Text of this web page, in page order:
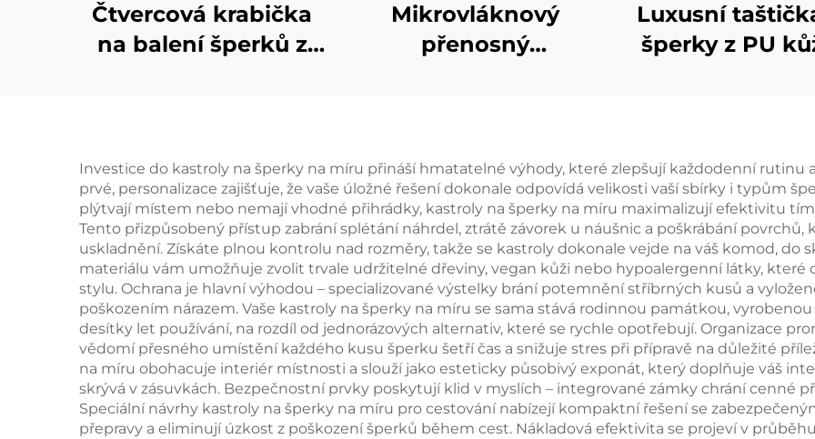
Čtvercová krabička
na balení šperků z
náušnice,
náhrdelníky a
náramky, dárková
krabička,
velkoobchod
Mikrovláknový
přenosný
individuálního
gravírování pro
náušnice, prsteny,
náhrdelníky a
hodinky – svinovací
provedení
Luxusní
šperky z PU
knoflíkem,
vnitřní potah
mikrovlákna
uskladnění
prstenu a
Investice do kastroly na šperky na míru přináší hmatatelné výhody, které zlepšují každodenní rutinu
prvé, personalizace zajišťuje, že vaše úložné řešení dokonale odpovídá velikosti vaší sbírky i typům
plýtvají místem nebo nemají vhodné přihrádky, kastroly na šperky na míru maximalizují efektivitu
Tento přizpůsobený přístup zabrání splétání náhrdel, ztrátě závorek u náušnic a poškrábání
uskladnění. Získáte plnou kontrolu nad rozměry, takže se kastroly dokonale vejde na váš komod, do
materiálu vám umožňuje zvolit trvale udržitelné dřeviny, vegan kůži nebo hypoalergenní látky,
stylu. Ochrana je hlavní výhodou – specializované výstelky brání potemnění stříbrných kusů a
poškozením nárazem. Vaše kastroly na šperky na míru se sama stává rodinnou památkou,
desítky let používání, na rozdíl od jednorázových alternativ, které se rychle opotřebují. Organizace
vědomí přesného umístění každého kusu šperku šetří čas a snižuje stres při přípravě na důležité
na míru obohacuje interiér místnosti a slouží jako esteticky působivý exponát, který doplňuje váš
skrývá v zásuvkách. Bezpečnostní prvky poskytují klid v myslích – integrované zámky chrání cenné
Speciální návrhy kastroly na šperky na míru pro cestování nabízejí kompaktní řešení se
přepravy a eliminují úzkost z poškození šperků během cest. Nákladová efektivita se projeví v